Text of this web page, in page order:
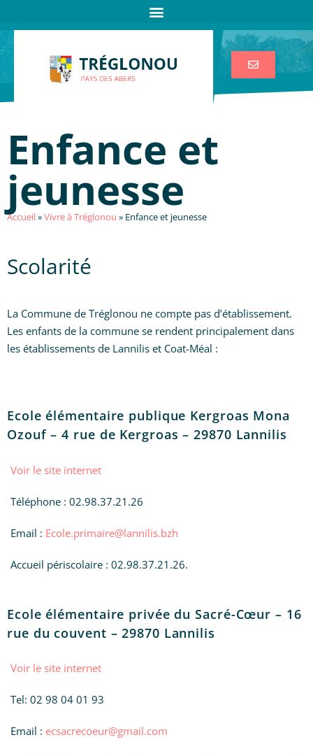
Enfance et
jeunesse
Accueil»Vivre à Tréglonou » Enfance et jeunesse
Scolarité
La Commune de Tréglonou ne compte pas d’établissement.
Les enfants de la commune se rendent principalement dans
les établissements de Lannilis et Coat-Méal :
Ecole élémentaire publique Kergroas Mona
Ozouf – 4 rue de Kergroas – 29870 Lannilis
Voir le site internet
Téléphone : 02.98.37.21.26
Email : Ecole.primaire@lannilis.bzh
Accueil périscolaire : 02.98.37.21.26.
Ecole élémentaire privée du Sacré-Cœur – 16
rue du couvent – 29870 Lannilis
Voir le site internet
Tel: 02 98 04 01 93
Email : ecsacrecoeur@gmail.com